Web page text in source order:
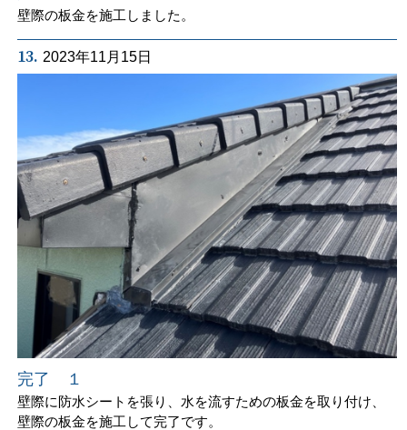
壁際の板金を施工しました。
13. 2023年11月15日
完了 １
壁際に防水シートを張り、水を流すための板金を取り付け、
壁際の板金を施工して完了です。